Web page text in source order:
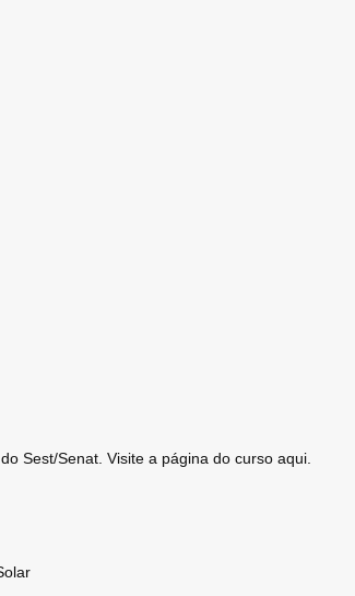
Sest/Senat. Visite a página do curso aqui.